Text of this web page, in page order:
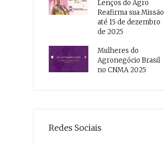
Lenços do Agro
Reafirma sua Missão
até 15 de dezembro
de 2025
Mulheres do
Agronegócio Brasil
no CNMA 2025
Redes Sociais